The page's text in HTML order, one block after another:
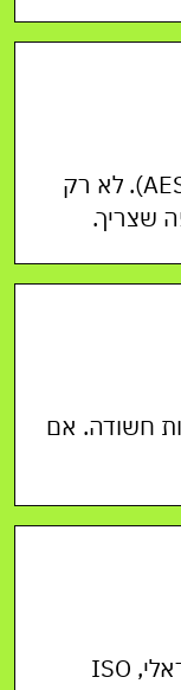
בתעבורה (TLS) ובאחסון (AES-256). לא רק
חשודה. אם
GDPR, חוק הגנת הפרטיות הישראלי, ISO